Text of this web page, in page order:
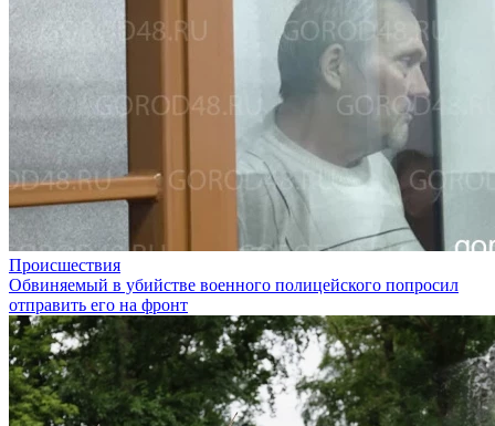
Происшествия
Обвиняемый в убийстве военного полицейского попросил
отправить его на фронт